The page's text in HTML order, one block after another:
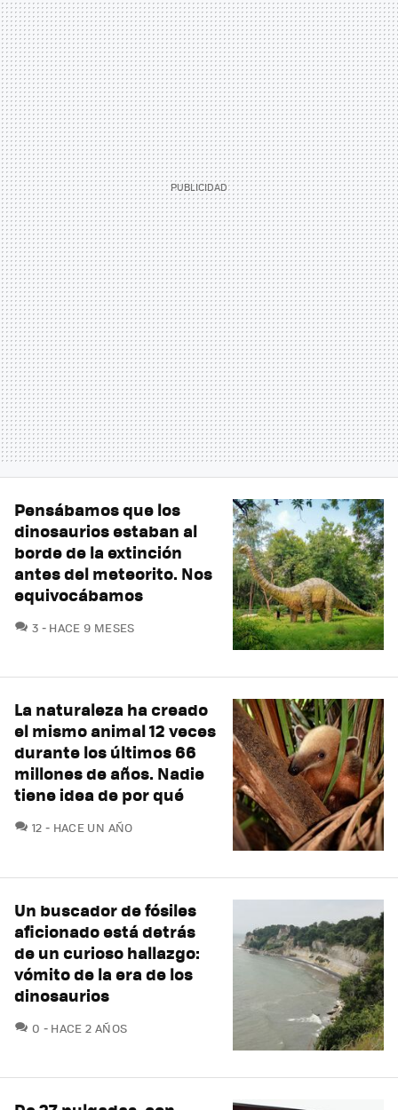
Pensábamos que los
dinosaurios estaban al
borde de la extinción
antes del meteorito. Nos
equivocábamos
3 COMENTARIOS
HACE 9 MESES
La naturaleza ha creado
el mismo animal 12 veces
durante los últimos 66
millones de años. Nadie
tiene idea de por qué
12 COMENTARIOS
HACE UN AÑO
Un buscador de fósiles
aficionado está detrás
de un curioso hallazgo:
vómito de la era de los
dinosaurios
0 COMENTARIOS
HACE 2 AÑOS